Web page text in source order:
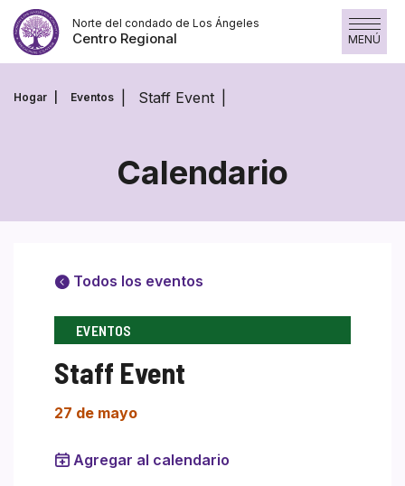
Saltar
contenido
Norte del condado de Los Ángeles
Centro Regional MENÚ
Hogar Eventos Staff Event
Calendario
Todos los eventos
EVENTOS
Staff Event
27 de mayo
Agregar al calendario